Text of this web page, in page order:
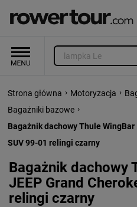
Strona główna › Motoryzacja ›
Bagażniki bazowe ›
Bagażnik dachowy Thule WingBar
SUV 99-01 relingi czarny
Bagażnik dachowy
JEEP Grand
relingi czarny